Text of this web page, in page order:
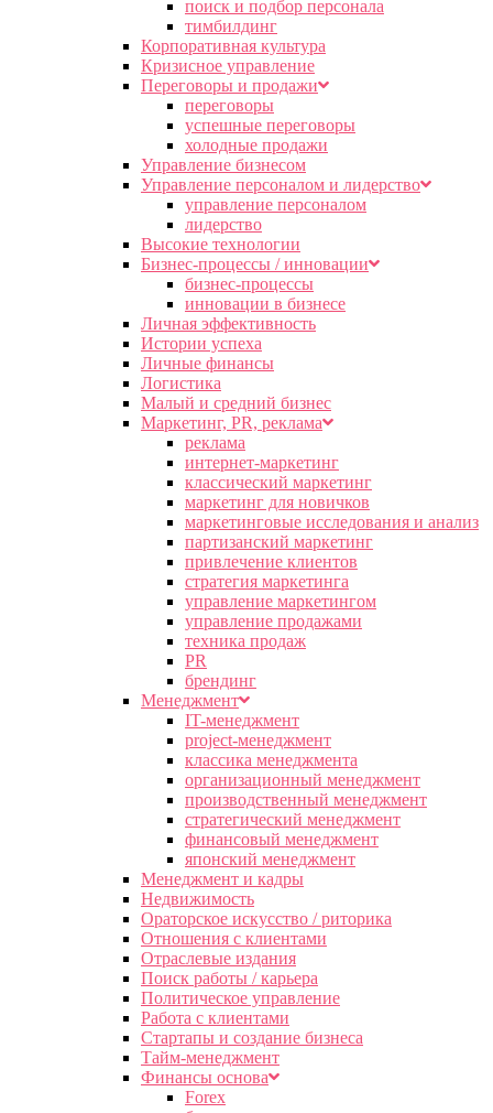
поиск и подбор персонала
тимбилдинг
Корпоративная культура
Кризисное управление
Переговоры и продажи
переговоры
успешные переговоры
холодные продажи
Управление бизнесом
Управление персоналом и лидерство
управление персоналом
лидерство
Высокие технологии
Бизнес-процессы / инновации
бизнес-процессы
инновации в бизнесе
Личная эффективность
Истории успеха
Личные финансы
Логистика
Малый и средний бизнес
Маркетинг, PR, реклама
реклама
интернет-маркетинг
классический маркетинг
маркетинг для новичков
маркетинговые исследования и анализ
партизанский маркетинг
привлечение клиентов
стратегия маркетинга
управление маркетингом
управление продажами
техника продаж
PR
брендинг
Менеджмент
IT-менеджмент
project-менеджмент
классика менеджмента
организационный менеджмент
производственный менеджмент
стратегический менеджмент
финансовый менеджмент
японский менеджмент
Менеджмент и кадры
Недвижимость
Ораторское искусство / риторика
Отношения с клиентами
Отраслевые издания
Поиск работы / карьера
Политическое управление
Работа с клиентами
Стартапы и создание бизнеса
Тайм-менеджмент
Финансы основа
Forex